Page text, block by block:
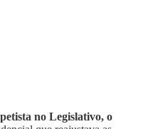
no Legislativo, o